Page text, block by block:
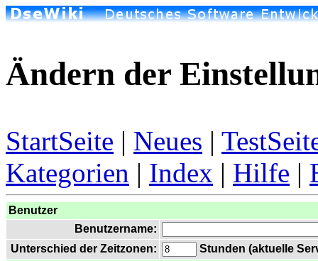
Ändern der
StartSeite | Neues |
Kategorien | Index | Hilfe |
Benutzer
Benutzername:
Unterschied der Zeitzonen:
Stunden (aktuelle